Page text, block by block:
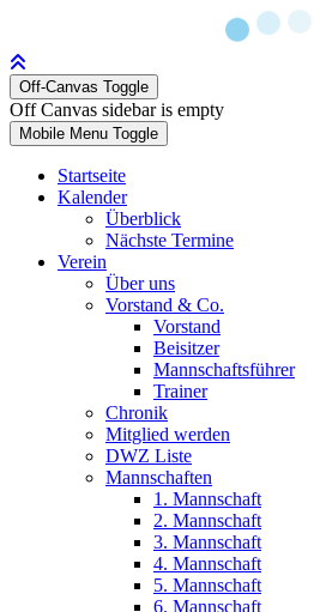
Off-Canvas Toggle
Off Canvas sidebar is empty
Mobile Menu Toggle
Startseite
Kalender
Überblick
Nächste Termine
Verein
Über uns
Vorstand & Co.
Vorstand
Beisitzer
Mannschaftsführer
Trainer
Chronik
Mitglied werden
DWZ Liste
Mannschaften
1. Mannschaft
2. Mannschaft
3. Mannschaft
4. Mannschaft
5. Mannschaft
6. Mannschaft